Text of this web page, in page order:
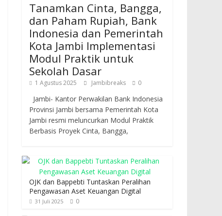
Tanamkan Cinta, Bangga,
dan Paham Rupiah, Bank
Indonesia dan Pemerintah
Kota Jambi Implementasi
Modul Praktik untuk
Sekolah Dasar
1 Agustus 2025 Jambibreaks 0
Jambi- Kantor Perwakilan Bank Indonesia
Provinsi Jambi bersama Pemerintah Kota
Jambi resmi meluncurkan Modul Praktik
Berbasis Proyek Cinta, Bangga,
OJK dan Bappebti Tuntaskan Peralihan
Pengawasan Aset Keuangan Digital
31 Juli 2025 0